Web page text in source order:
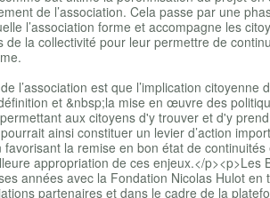
de l’association. Cela passe par une
l’association forme et accompagne les
de la collectivité pour leur permettre de
l’association est que l’implication citoyenne
et &nbsp;la mise en œuvre des
aux citoyens d'y trouver et d'y
ainsi constituer un levier d’action
la remise en bon état de continuités
appropriation de ces enjeux.</p><p>Les
années avec la Fondation Nicolas Hulot en
partenaires et dans le cadre de la